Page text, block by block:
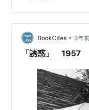
い、京子は独身最後
やてんぷらを食べに
誠一は時間が気にな
とこんなことしてい
BookCites • 3年
「誘惑」 1957